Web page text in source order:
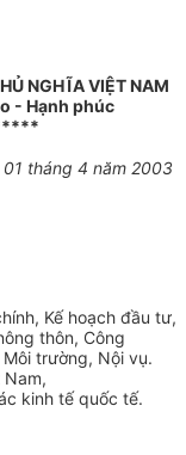
NGHĨA VIỆT NAM
- Hạnh phúc
tháng 4 năm 2003
Kế hoạch đầu tư,
thôn, Công
trường, Nội vụ.
kinh tế quốc tế.